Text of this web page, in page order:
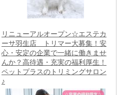
リニューアルオープン☆エステカ
ーサ羽生店 トリマー大募集！安
心・安定の企業で一緒に働きませ
んか？高待遇・充実の福利厚生！
ペットプラスのトリミングサロン
♪